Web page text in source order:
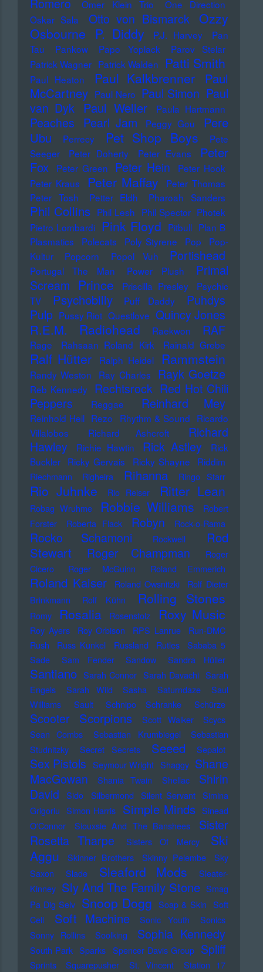
Romero Omer Klein Trio
One Direction
Oskar Sala
Otto von Bismarck Ozzy
Osbourne
P. Diddy P.J. Harvey
Pan
Tau
Pankow Papo Yoplack
Parov Stelar
Patrick Wagner Patrick Walden Patti Smith
Paul Heaton Paul Kalkbrenner
Paul
McCartney Paul Nero Paul Simon Paul
van Dyk Paul Weller Paula Hartmann
Peaches Pearl Jam Peggy Gou
Pere
Ubu
Perrecy Pet Shop Boys
Pete
Seeger
Peter Doherty Peter Evans
Peter
Fox
Peter Green Peter Hein
Peter Hook
Peter Kraus
Peter Maffay
Peter Thomas
Peter Tosh
Petter Eldh Pharoah Sanders
Phil Collins Phil Lesh Phil Spector Photek
Pietro Lombardi
Pink Floyd Pitbull Plan B
Plasmatics
Polecats Poly Styrene Pop
Pop-
Kultur
Popcorn Popol Vuh Portishead
Portugal The Man Power Plush
Primal
Scream
Prince Priscilla Presley
Psychic
TV
Psychobilly Puff Daddy
Puhdys
Pulp Pussy Riot Questlove Quincy Jones
R.E.M. Radiohead Raekwon RAF
Rage Rahsaan Roland Kirk Rainald Grebe
Ralf Hütter Ralph Heidel Rammstein
Randy Weston Ray Charles Rayk Goetze
Reb Kennedy Rechtsrock Red Hot Chili
Peppers
Reggae Reinhard Mey
Reinhold Heil Rezo Rhythm & Sound Ricardo
Villalobos
Richard Ashcroft
Richard
Hawley
Richie Hawtin Rick Astley
Rick
Buckler
Ricky Gervais Ricky Shayne Riddim
Riechmann Righeira Rihanna Ringo Starr
Rio Juhnke Rio Reiser Ritter Lean
Robag Wruhme Robbie Williams
Robert
Forster
Roberta Flack Robyn Rock-o-Rama
Rocko Schamoni Rockwell
Rod
Stewart
Roger Champman
Roger
Cicero
Roger McGuinn Roland Emmerich
Roland Kaiser Roland Owsnitzki
Rolf Dieter
Brinkmann
Rolf Kühn Rolling Stones
Romy Rosalia Rosenstolz Roxy Music
Roy Ayers Roy Orbison RPS Lanrue
Run-DMC
Rush
Russ Kunkel Russland Rutles
Sababa 5
Sade
Sam Fender Sandow Sandra Hüller
Santiano Sarah Connor Sarah Davachi Sarah
Engels
Sarah Wild Sasha Saturndaze
Saul
Williams
Sault Schnipo Schranke Schürze
Scooter Scorpions Scott Walker
Scycs
Sean Combs
Sebastian Krumbiegel
Sebastian
Studnitzky
Secret Secrets Seeed Sepalot
Sex Pistols Seymour Wright Shaggy Shane
MacGowan
Shania Twain Shellac
Shirin
David
Sido Silbermond Silent Servant Simina
Grigoriu Simon Harris Simple Minds Sinead
O'Connor
Siouxsie And The Banshees
Sister
Rosetta Tharpe
Sisters Of Mercy
Ski
Aggu
Skinner Brothers Skinny Pelembe
Sky
Saxon
Slade Sleaford Mods
Sleater-
Kinney Sly And The Family Stone Smag
Pa Dig Selv Snoop Dogg Soap & Skin Soft
Cell
Soft Machine Sonic Youth
Sonics
Sonny Rollins
Soolking Sophia Kennedy
South Park Sparks Spencer Davis Group Spliff
Sprints Squarepusher St. Vincent
Station 17